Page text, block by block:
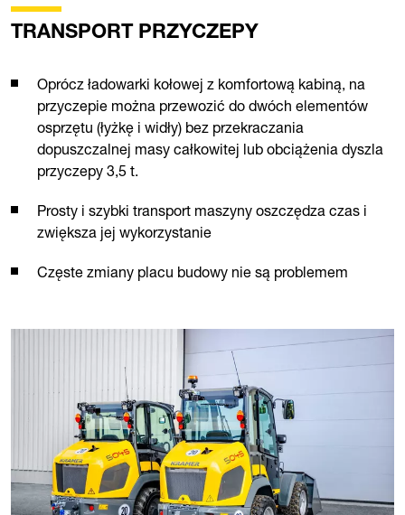
TRANSPORT PRZYCZEPY
Oprócz ładowarki kołowej z komfortową kabiną, na
przyczepie można przewozić do dwóch elementów
osprzętu (łyżkę i widły) bez przekraczania
dopuszczalnej masy całkowitej lub obciążenia dyszla
przyczepy 3,5 t.
Prosty i szybki transport maszyny oszczędza czas i
zwiększa jej wykorzystanie
Częste zmiany placu budowy nie są problemem